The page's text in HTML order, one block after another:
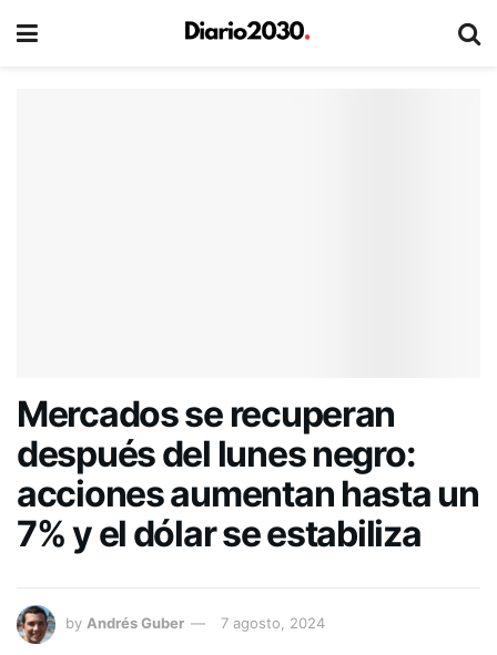
Mercados se recuperan
después del lunes negro:
acciones aumentan hasta un
7% y el dólar se estabiliza
by Andrés Guber 7 agosto, 2024